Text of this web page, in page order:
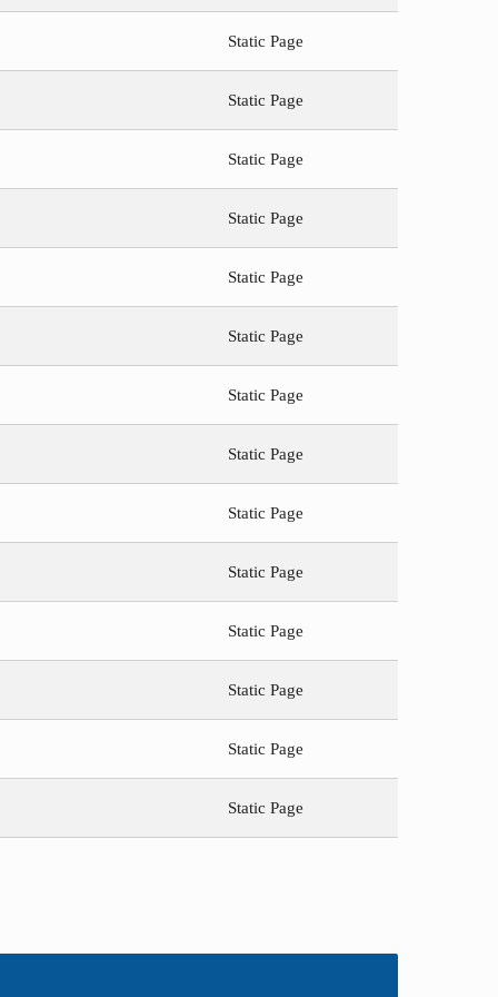
Static Page
Static Page
Static Page
Static Page
Static Page
Static Page
Static Page
Static Page
Static Page
Static Page
Static Page
Static Page
Static Page
Static Page